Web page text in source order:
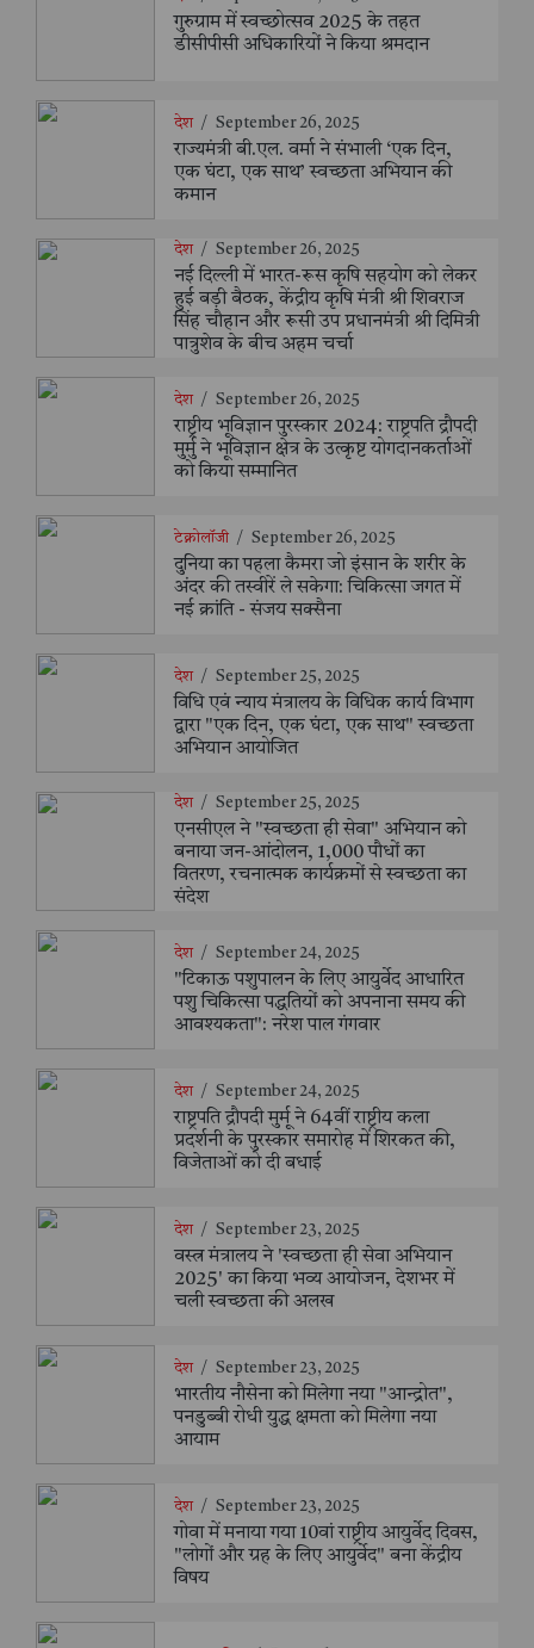
गुरुग्राम में स्वच्छोत्सव 2025 के तहत
डीसीपीसी अधिकारियों ने किया श्रमदान
देश / September 26, 2025
राज्यमंत्री बी.एल. वर्मा ने संभाली ‘एक दिन,
एक घंटा, एक साथ’ स्वच्छता अभियान की
कमान
देश / September 26, 2025
नई दिल्ली में भारत-रूस कृषि सहयोग को लेकर
हुई बड़ी बैठक, केंद्रीय कृषि मंत्री श्री शिवराज
सिंह चौहान और रूसी उप प्रधानमंत्री श्री दिमित्री
पात्रुशेव के बीच अहम चर्चा
देश / September 26, 2025
राष्ट्रीय भूविज्ञान पुरस्कार 2024: राष्ट्रपति द्रौपदी
मुर्मु ने भूविज्ञान क्षेत्र के उत्कृष्ट योगदानकर्ताओं
को किया सम्मानित
टेक्नोलॉजी / September 26, 2025
दुनिया का पहला कैमरा जो इंसान के शरीर के
अंदर की तस्वीरें ले सकेगा: चिकित्सा जगत में
नई क्रांति - संजय सक्सैना
देश / September 25, 2025
विधि एवं न्याय मंत्रालय के विधिक कार्य विभाग
द्वारा "एक दिन, एक घंटा, एक साथ" स्वच्छता
अभियान आयोजित
देश / September 25, 2025
एनसीएल ने "स्वच्छता ही सेवा" अभियान को
बनाया जन-आंदोलन, 1,000 पौधों का
वितरण, रचनात्मक कार्यक्रमों से स्वच्छता का
संदेश
देश / September 24, 2025
"टिकाऊ पशुपालन के लिए आयुर्वेद आधारित
पशु चिकित्सा पद्धतियों को अपनाना समय की
आवश्यकता": नरेश पाल गंगवार
देश / September 24, 2025
राष्ट्रपति द्रौपदी मुर्मू ने 64वीं राष्ट्रीय कला
प्रदर्शनी के पुरस्कार समारोह में शिरकत की,
विजेताओं को दी बधाई
देश / September 23, 2025
वस्त्र मंत्रालय ने 'स्वच्छता ही सेवा अभियान
2025' का किया भव्य आयोजन, देशभर में
चली स्वच्छता की अलख
देश / September 23, 2025
भारतीय नौसेना को मिलेगा नया "आन्द्रोत",
पनडुब्बी रोधी युद्ध क्षमता को मिलेगा नया
आयाम
देश / September 23, 2025
गोवा में मनाया गया 10वां राष्ट्रीय आयुर्वेद दिवस,
"लोगों और ग्रह के लिए आयुर्वेद" बना केंद्रीय
विषय